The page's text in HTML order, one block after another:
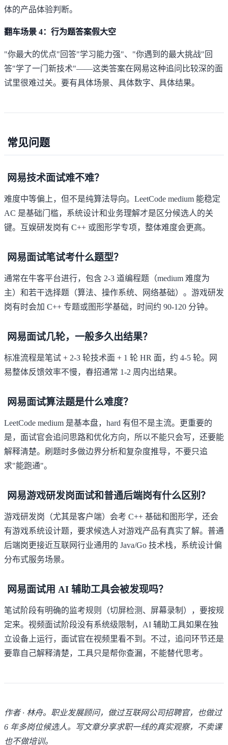
体的产品体验判断。
翻车场景 4：行为题答案假大空
"你最大的优点"回答"学习能力强"、"你遇到的最大挑战"回
答"学了一门新技术"——这类答案在网易这种追问比较深的面
试里很难过关。要有具体场景、具体数字、具体结果。
常见问题
网易技术面试难不难？
难度中等偏上，但不是纯算法导向。LeetCode medium 能稳定
AC 是基础门槛，系统设计和业务理解才是区分候选人的关
键。互娱研发岗有 C++ 或图形学专项，整体难度会更高。
网易面试笔试考什么题型？
通常在牛客平台进行，包含 2-3 道编程题（medium 难度为
主）和若干选择题（算法、操作系统、网络基础）。游戏研发
岗有时会加 C++ 专题或图形学基础，时间约 90-120 分钟。
网易面试几轮，一般多久出结果？
标准流程是笔试 + 2-3 轮技术面 + 1 轮 HR 面，约 4-5 轮。网
易整体反馈效率不慢，春招通常 1-2 周内出结果。
网易面试算法题是什么难度？
LeetCode medium 是基本盘，hard 有但不是主流。更重要的
是，面试官会追问思路和优化方向，所以不能只会写，还要能
解释清楚。刷题时多做边界分析和复杂度推导，不要只追
求"能跑通"。
网易游戏研发岗面试和普通后端岗有什么区别？
游戏研发岗（尤其是客户端）会考 C++ 基础和图形学，还会
有游戏系统设计题，要求候选人对游戏产品有真实了解。普通
后端岗更接近互联网行业通用的 Java/Go 技术栈，系统设计偏
分布式服务场景。
网易面试用 AI 辅助工具会被发现吗？
笔试阶段有明确的监考规则（切屏检测、屏幕录制），要按规
定来。视频面试阶段没有系统级限制，AI 辅助工具如果在独
立设备上运行，面试官在视频里看不到。不过，追问环节还是
要靠自己解释清楚，工具只是帮你查漏，不能替代思考。
作者 · 林舟。职业发展顾问，做过互联网公司招聘官，也做过
6 年多岗位候选人。写文章分享求职一线的真实观察，不卖课
也不做培训。